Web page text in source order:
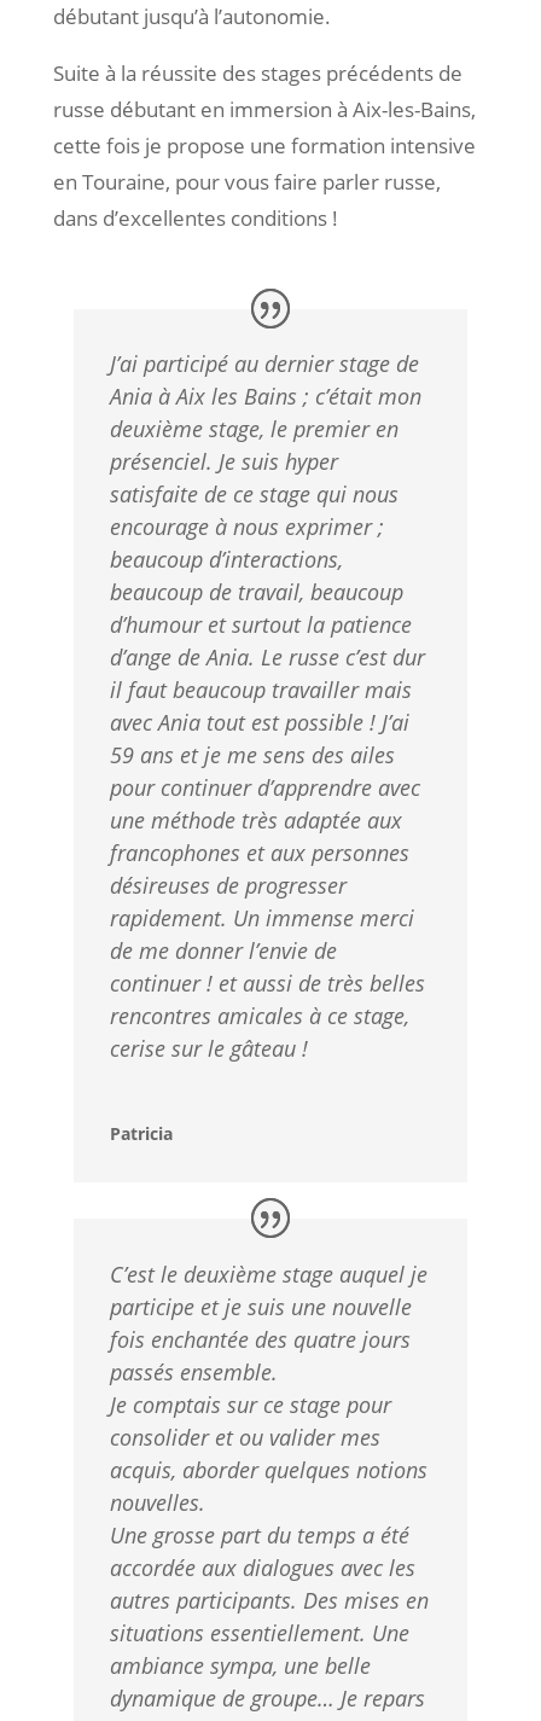
débutant jusqu’à l’autonomie.
Suite à la réussite des stages précédents de
russe débutant en immersion à Aix-les-Bains,
cette fois je propose une formation intensive
en Touraine, pour vous faire parler russe,
dans d’excellentes conditions !
J’ai participé au dernier stage de
Ania à Aix les Bains ; c’était mon
deuxième stage, le premier en
présenciel. Je suis hyper
satisfaite de ce stage qui nous
encourage à nous exprimer ;
beaucoup d’interactions,
beaucoup de travail, beaucoup
d’humour et surtout la patience
d’ange de Ania. Le russe c’est dur
il faut beaucoup travailler mais
avec Ania tout est possible ! J’ai
59 ans et je me sens des ailes
pour continuer d’apprendre avec
une méthode très adaptée aux
francophones et aux personnes
désireuses de progresser
rapidement. Un immense merci
de me donner l’envie de
continuer ! et aussi de très belles
rencontres amicales à ce stage,
cerise sur le gâteau !
Patricia
C’est le deuxième stage auquel je
participe et je suis une nouvelle
fois enchantée des quatre jours
passés ensemble.
Je comptais sur ce stage pour
consolider et ou valider mes
acquis, aborder quelques notions
nouvelles.
Une grosse part du temps a été
accordée aux dialogues avec les
autres participants. Des mises en
situations essentiellement. Une
ambiance sympa, une belle
dynamique de groupe… Je repars